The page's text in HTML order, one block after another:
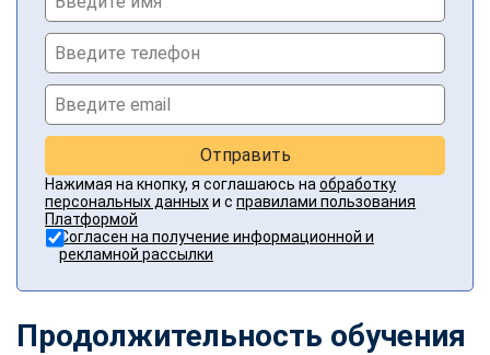
Отправить
Нажимая на кнопку, я соглашаюсь на обработку
персональных данныхи с правилами пользования
Платформой
Согласен на получение информационной и
рекламной рассылки
Продолжительность обучения